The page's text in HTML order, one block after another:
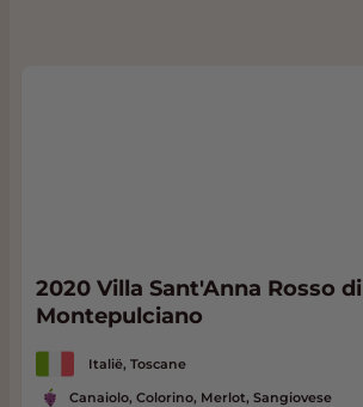
2020 Villa Sant'Anna Rosso di
Montepulciano
Italië, Toscane
Canaiolo, Colorino, Merlot, Sangiovese